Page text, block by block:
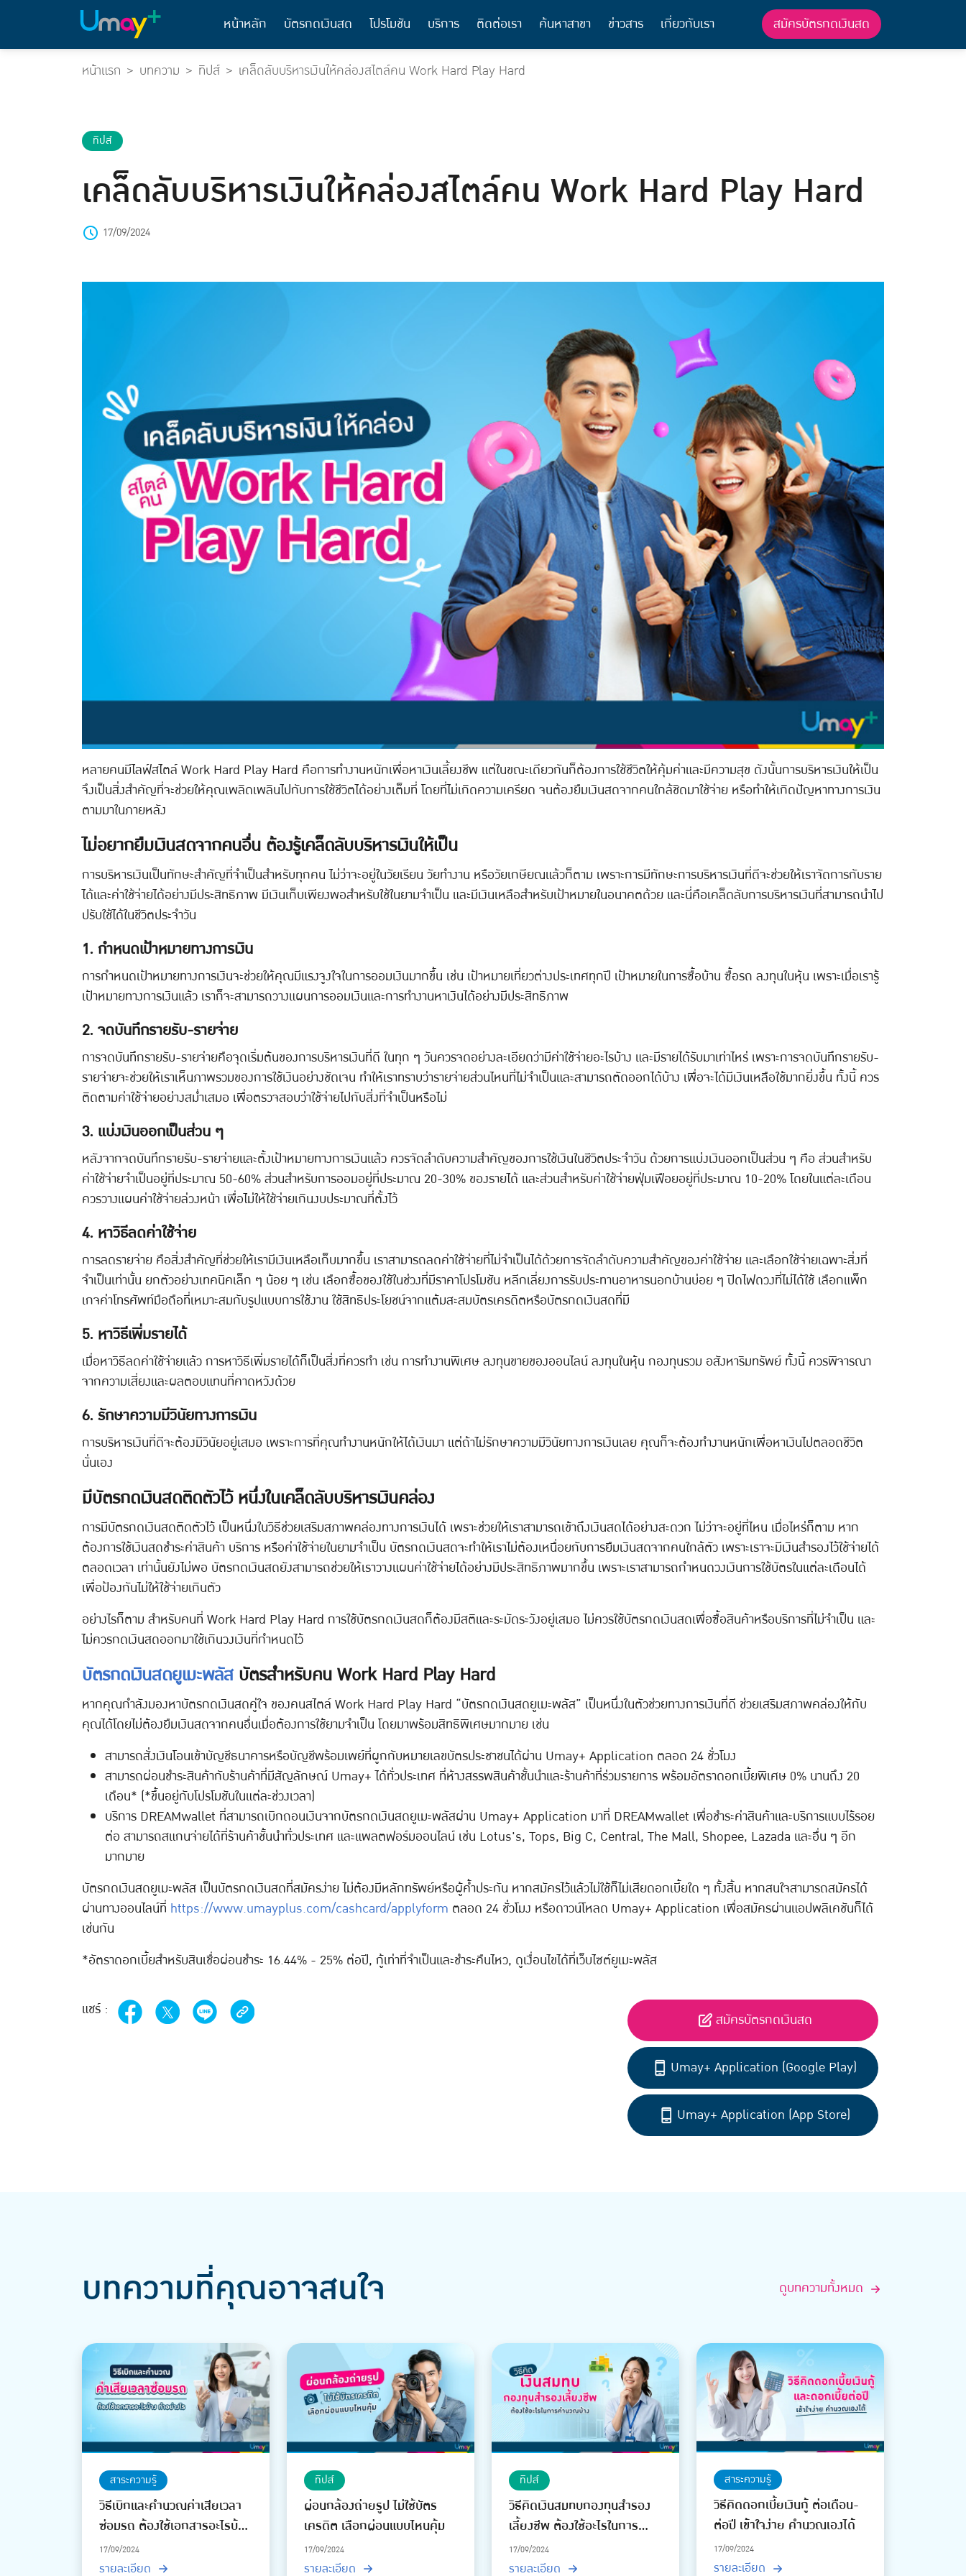
หน้าหลัก บัตรกดเงินสด โปรโมชัน บริการ ติดต่อเรา ค้นหาสาขา ข่าวสาร เกี่ยวกับเรา สมัครบัตรกดเงินสด
หน้าแรก บทความ ทิปส์ เคล็ดลับบริหารเงินให้คล่องสไตล์คน Work Hard Play Hard
ทิปส์
เคล็ดลับบริหารเงินให้คล่องสไตล์คน Work Hard Play Hard
17/09/2024
หลายคนมีไลฟ์สไตล์ Work Hard Play Hard คือการทำงานหนักเพื่อหาเงินเลี้ยงชีพ แต่ในขณะเดียวกันก็ต้องการใช้ชีวิตให้คุ้มค่าและมีความสุข ดังนั้นการบริหารเงินให้เป็น
จึงเป็นสิ่งสำคัญที่จะช่วยให้คุณเพลิดเพลินไปกับการใช้ชีวิตได้อย่างเต็มที่ โดยที่ไม่เกิดความเครียด จนต้องยืมเงินสดจากคนใกล้ชิดมาใช้จ่าย หรือทำให้เกิดปัญหาทางการเงิน
ตามมาในภายหลัง
ไม่อยากยืมเงินสดจากคนอื่น ต้องรู้เคล็ดลับบริหารเงินให้เป็น
การบริหารเงินเป็นทักษะสำคัญที่จำเป็นสำหรับทุกคน ไม่ว่าจะอยู่ในวัยเรียน วัยทำงาน หรือวัยเกษียณแล้วก็ตาม เพราะการมีทักษะการบริหารเงินที่ดีจะช่วยให้เราจัดการกับราย
ได้และค่าใช้จ่ายได้อย่างมีประสิทธิภาพ มีเงินเก็บเพียงพอสำหรับใช้ในยามจำเป็น และมีเงินเหลือสำหรับเป้าหมายในอนาคตด้วย และนี่คือเคล็ดลับการบริหารเงินที่สามารถนำไป
ปรับใช้ได้ในชีวิตประจำวัน
1. กำหนดเป้าหมายทางการเงิน
การกำหนดเป้าหมายทางการเงินจะช่วยให้คุณมีแรงจูงใจในการออมเงินมากขึ้น เช่น เป้าหมายเที่ยวต่างประเทศทุกปี เป้าหมายในการซื้อบ้าน ซื้อรถ ลงทุนในหุ้น เพราะเมื่อเรารู้
เป้าหมายทางการเงินแล้ว เราก็จะสามารถวางแผนการออมเงินและการทำงานหาเงินได้อย่างมีประสิทธิภาพ
2. จดบันทึกรายรับ-รายจ่าย
การจดบันทึกรายรับ-รายจ่ายคือจุดเริ่มต้นของการบริหารเงินที่ดี ในทุก ๆ วันควรจดอย่างละเอียดว่ามีค่าใช้จ่ายอะไรบ้าง และมีรายได้รับมาเท่าไหร่ เพราะการจดบันทึกรายรับ-
รายจ่ายจะช่วยให้เราเห็นภาพรวมของการใช้เงินอย่างชัดเจน ทำให้เราทราบว่ารายจ่ายส่วนไหนที่ไม่จำเป็นและสามารถตัดออกได้บ้าง เพื่อจะได้มีเงินเหลือใช้มากยิ่งขึ้น ทั้งนี้ ควร
ติดตามค่าใช้จ่ายอย่างสม่ำเสมอ เพื่อตรวจสอบว่าใช้จ่ายไปกับสิ่งที่จำเป็นหรือไม่
3. แบ่งเงินออกเป็นส่วน ๆ
หลังจากจดบันทึกรายรับ-รายจ่ายและตั้งเป้าหมายทางการเงินแล้ว ควรจัดลำดับความสำคัญของการใช้เงินในชีวิตประจำวัน ด้วยการแบ่งเงินออกเป็นส่วน ๆ คือ ส่วนสำหรับ
ค่าใช้จ่ายจำเป็นอยู่ที่ประมาณ 50-60% ส่วนสำหรับการออมอยู่ที่ประมาณ 20-30% ของรายได้ และส่วนสำหรับค่าใช้จ่ายฟุ่มเฟือยอยู่ที่ประมาณ 10-20% โดยในแต่ละเดือน
ควรวางแผนค่าใช้จ่ายล่วงหน้า เพื่อไม่ให้ใช้จ่ายเกินงบประมาณที่ตั้งไว้
4. หาวิธีลดค่าใช้จ่าย
การลดรายจ่าย คือสิ่งสำคัญที่ช่วยให้เรามีเงินเหลือเก็บมากขึ้น เราสามารถลดค่าใช้จ่ายที่ไม่จำเป็นได้ด้วยการจัดลำดับความสำคัญของค่าใช้จ่าย และเลือกใช้จ่ายเฉพาะสิ่งที่
จำเป็นเท่านั้น ยกตัวอย่างเทคนิคเล็ก ๆ น้อย ๆ เช่น เลือกซื้อของใช้ในช่วงที่มีราคาโปรโมชัน หลีกเลี่ยงการรับประทานอาหารนอกบ้านบ่อย ๆ ปิดไฟดวงที่ไม่ได้ใช้ เลือกแพ็ก
เกจค่าโทรศัพท์มือถือที่เหมาะสมกับรูปแบบการใช้งาน ใช้สิทธิประโยชน์จากแต้มสะสมบัตรเครดิตหรือบัตรกดเงินสดที่มี
5. หาวิธีเพิ่มรายได้
เมื่อหาวิธีลดค่าใช้จ่ายแล้ว การหาวิธีเพิ่มรายได้ก็เป็นสิ่งที่ควรทำ เช่น การทำงานพิเศษ ลงทุนขายของออนไลน์ ลงทุนในหุ้น กองทุนรวม อสังหาริมทรัพย์ ทั้งนี้ ควรพิจารณา
จากความเสี่ยงและผลตอบแทนที่คาดหวังด้วย
6. รักษาความมีวินัยทางการเงิน
การบริหารเงินที่ดีจะต้องมีวินัยอยู่เสมอ เพราะการที่คุณทำงานหนักให้ได้เงินมา แต่ถ้าไม่รักษาความมีวินัยทางการเงินเลย คุณก็จะต้องทำงานหนักเพื่อหาเงินไปตลอดชีวิต
นั่นเอง
มีบัตรกดเงินสดติดตัวไว้ หนึ่งในเคล็ดลับบริหารเงินคล่อง
การมีบัตรกดเงินสดติดตัวไว้ เป็นหนึ่งในวิธีช่วยเสริมสภาพคล่องทางการเงินได้ เพราะช่วยให้เราสามารถเข้าถึงเงินสดได้อย่างสะดวก ไม่ว่าจะอยู่ที่ไหน เมื่อไหร่ก็ตาม หาก
ต้องการใช้เงินสดชำระค่าสินค้า บริการ หรือค่าใช้จ่ายในยามจำเป็น บัตรกดเงินสดจะทำให้เราไม่ต้องเหนื่อยกับการยืมเงินสดจากคนใกล้ตัว เพราะเราจะมีเงินสำรองไว้ใช้จ่ายได้
ตลอดเวลา เท่านั้นยังไม่พอ บัตรกดเงินสดยังสามารถช่วยให้เราวางแผนค่าใช้จ่ายได้อย่างมีประสิทธิภาพมากขึ้น เพราะเราสามารถกำหนดวงเงินการใช้บัตรในแต่ละเดือนได้
เพื่อป้องกันไม่ให้ใช้จ่ายเกินตัว
อย่างไรก็ตาม สำหรับคนที่ Work Hard Play Hard การใช้บัตรกดเงินสดก็ต้องมีสติและระมัดระวังอยู่เสมอ ไม่ควรใช้บัตรกดเงินสดเพื่อซื้อสินค้าหรือบริการที่ไม่จำเป็น และ
ไม่ควรกดเงินสดออกมาใช้เกินวงเงินที่กำหนดไว้
บัตรกดเงินสดยูเมะพลัสบัตรสำหรับคน Work Hard Play Hard
หากคุณกำลังมองหาบัตรกดเงินสดคู่ใจ ของคนสไตล์ Work Hard Play Hard “บัตรกดเงินสดยูเมะพลัส” เป็นหนึ่งในตัวช่วยทางการเงินที่ดี ช่วยเสริมสภาพคล่องให้กับ
คุณได้โดยไม่ต้องยืมเงินสดจากคนอื่นเมื่อต้องการใช้ยามจำเป็น โดยมาพร้อมสิทธิพิเศษมากมาย เช่น
สามารถสั่งเงินโอนเข้าบัญชีธนาคารหรือบัญชีพร้อมเพย์ที่ผูกกับหมายเลขบัตรประชาชนได้ผ่าน Umay+ Application ตลอด 24 ชั่วโมง
สามารถผ่อนชำระสินค้ากับร้านค้าที่มีสัญลักษณ์ Umay+ ได้ทั่วประเทศ ที่ห้างสรรพสินค้าชั้นนำและร้านค้าที่ร่วมรายการ พร้อมอัตราดอกเบี้ยพิเศษ 0% นานถึง 20
เดือน* (*ขึ้นอยู่กับโปรโมชันในแต่ละช่วงเวลา)
บริการ DREAMwallet ที่สามารถเบิกถอนเงินจากบัตรกดเงินสดยูเมะพลัสผ่าน Umay+ Application มาที่ DREAMwallet เพื่อชำระค่าสินค้าและบริการแบบไร้รอย
ต่อ สามารถสแกนจ่ายได้ที่ร้านค้าชั้นนำทั่วประเทศ และแพลตฟอร์มออนไลน์ เช่น Lotus's, Tops, Big C, Central, The Mall, Shopee, Lazada และอื่น ๆ อีก
มากมาย
บัตรกดเงินสดยูเมะพลัส เป็นบัตรกดเงินสดที่สมัครง่าย ไม่ต้องมีหลักทรัพย์หรือผู้ค้ำประกัน หากสมัครไว้แล้วไม่ใช้ก็ไม่เสียดอกเบี้ยใด ๆ ทั้งสิ้น หากสนใจสามารถสมัครได้
ผ่านทางออนไลน์ที่ https://www.umayplus.com/cashcard/applyform ตลอด 24 ชั่วโมง หรือดาวน์โหลด Umay+ Application เพื่อสมัครผ่านแอปพลิเคชันก็ได้
เช่นกัน
*อัตราดอกเบี้ยสำหรับสินเชื่อผ่อนชำระ 16.44% - 25% ต่อปี, กู้เท่าที่จำเป็นและชำระคืนไหว, ดูเงื่อนไขได้ที่เว็บไซต์ยูเมะพลัส
แชร์ :
สมัครบัตรกดเงินสด
Umay+ Application (Google Play)
Umay+ Application (App Store)
บทความที่คุณอาจสนใจ ดูบทความทั้งหมด
สาระความรู้
วิธีเบิกและคำนวณค่าเสียเวลา
ซ่อมรถ ต้องใช้เอกสารอะไรบ้าง
ทำอย่างไร
17/09/2024
รายละเอียด
ทิปส์
ผ่อนกล้องถ่ายรูป ไม่ใช้บัตร
เครดิต เลือกผ่อนแบบไหนคุ้ม
17/09/2024
รายละเอียด
ทิปส์
วิธีคิดเงินสมทบกองทุนสำรอง
เลี้ยงชีพ ต้องใช้อะไรในการ
คำนวณบ้าง
17/09/2024
รายละเอียด
สาระความรู้
วิธีคิดดอกเบี้ยเงินกู้ ต่อเดือน-
ต่อปี เข้าใจง่าย คำนวณเองได้
17/09/2024
รายละเอียด